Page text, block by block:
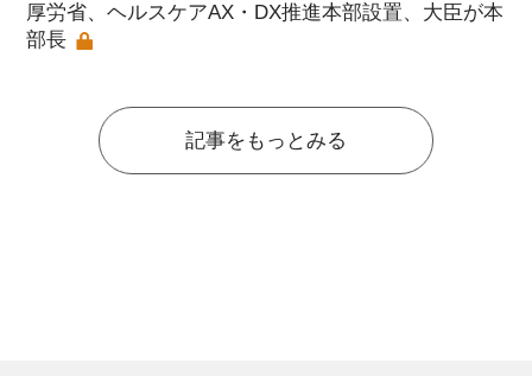
厚労省、ヘルスケアAX・DX推進本部設置、大臣が本
部長
記事をもっとみる